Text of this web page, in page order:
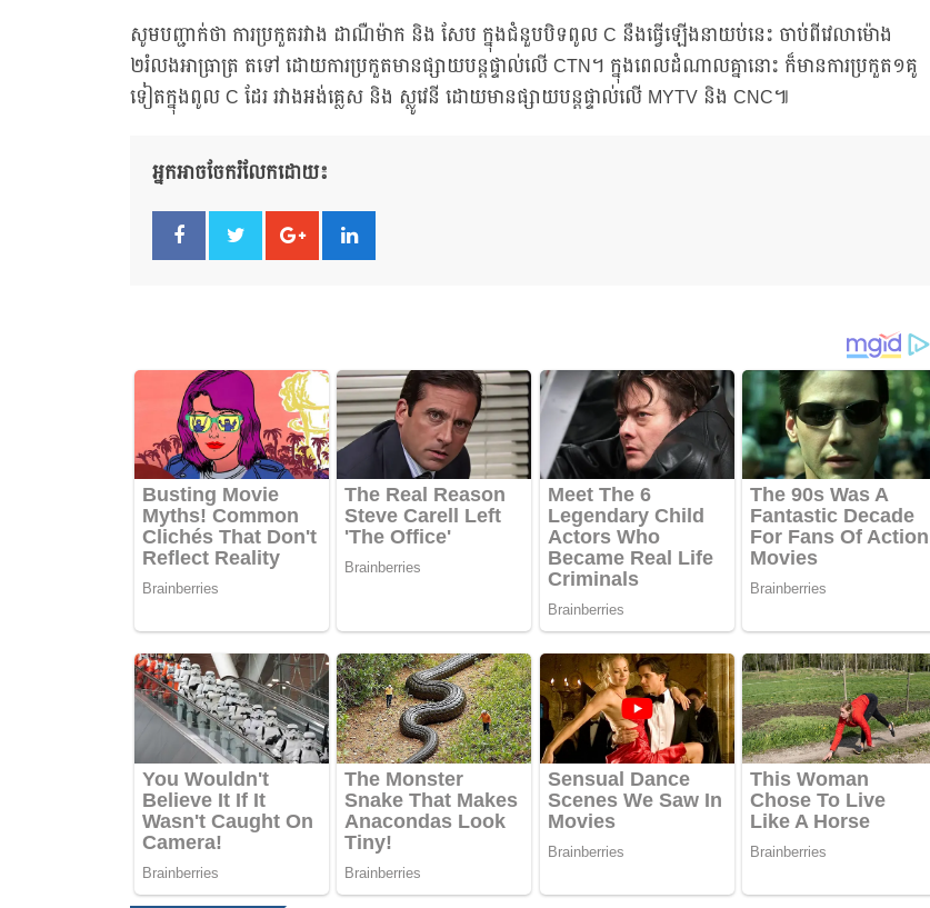
សូមបញ្ជាក់ថា ការប្រកួតរវាង ដាណឺម៉ាក និង សែប ក្នុងជំនួបបិទពូល C នឹងធ្វើឡើងនាយប់នេះ ចាប់ពីវេលាម៉ោង
២រំលងអាធ្រាត្រ តទៅ ដោយការប្រកួតមានផ្សាយបន្តផ្ទាល់លើ CTN។ ក្នុងពេលដំណាលគ្នានោះ ក៏មានការប្រកួត១គូ
ទៀតក្នុងពូល C ដែរ រវាងអង់គ្លេស និង ស្លូវេនី ដោយមានផ្សាយបន្តផ្ទាល់លើ MYTV និង CNC៕
អ្នកអាចចែករំលែកដោយ៖